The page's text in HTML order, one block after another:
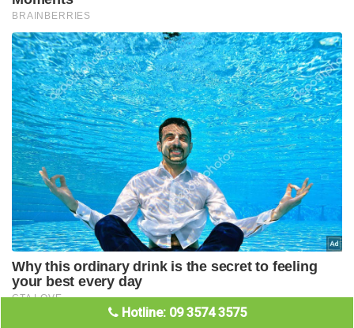
Hotline: 09 3574 3575